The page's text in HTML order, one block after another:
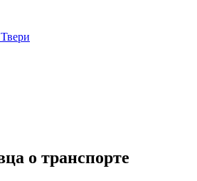
о транспорте